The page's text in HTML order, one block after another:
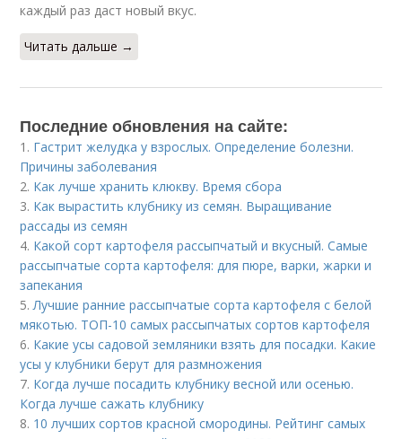
каждый раз даст новый вкус.
Читать дальше →
Последние обновления на сайте:
1. Гастрит желудка у взрослых. Определение болезни.
Причины заболевания
2. Как лучше хранить клюкву. Время сбора
3. Как вырастить клубнику из семян. Выращивание
рассады из семян
4. Какой сорт картофеля рассыпчатый и вкусный. Самые
рассыпчатые сорта картофеля: для пюре, варки, жарки и
запекания
5. Лучшие ранние рассыпчатые сорта картофеля с белой
мякотью. ТОП-10 самых рассыпчатых сортов картофеля
6. Какие усы садовой земляники взять для посадки. Какие
усы у клубники берут для размножения
7. Когда лучше посадить клубнику весной или осенью.
Когда лучше сажать клубнику
8. 10 лучших сортов красной смородины. Рейтинг самых